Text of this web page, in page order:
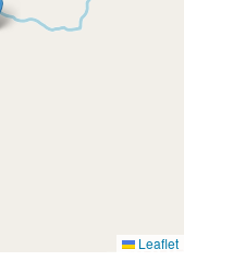
Leaflet